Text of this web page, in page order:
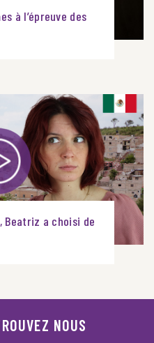
à l’épreuve des
Beatriz a choisi de
NOUS